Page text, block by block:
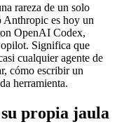
rareza de un solo
Anthropic es hoy un
OpenAI Codex,
Significa que
cualquier agente de
cómo escribir un
herramienta.
propia jaula